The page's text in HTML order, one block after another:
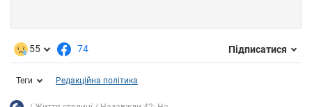
55 74 Підписатися
Теги Редакційна політика